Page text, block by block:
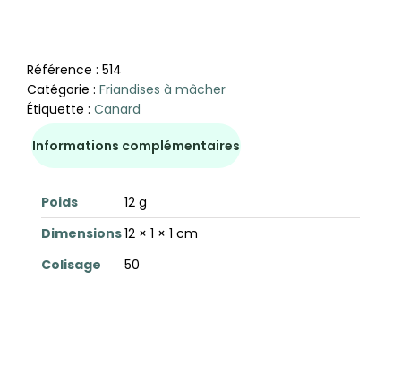
Référence : 514
Catégorie : Friandises à mâcher
Étiquette : Canard
Informations complémentaires
Poids
12 g
Dimensions12 × 1 × 1 cm
Colisage
50